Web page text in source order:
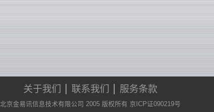
关于我们 联系我们 服务条款
北京金易讯信息技术有限公司 2005 版权所有 京ICP证090219号